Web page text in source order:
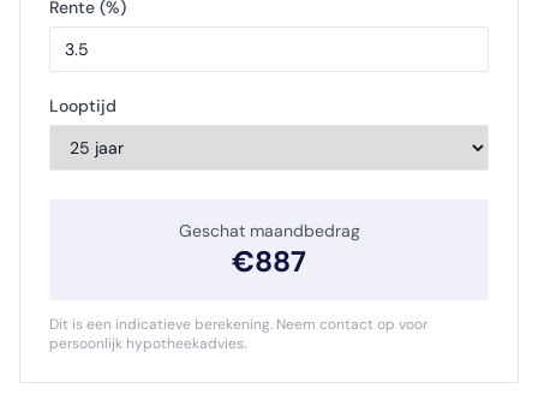
Rente (%)
Looptijd
Geschat maandbedrag
€887
Dit is een indicatieve berekening. Neem contact op voor
persoonlijk hypotheekadvies.